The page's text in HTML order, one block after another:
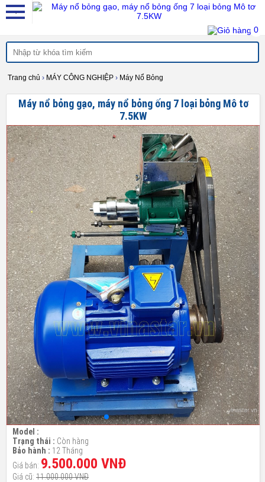
0
Trang chủ › MÁY CÔNG NGHIỆP › Máy Nổ Bỏng
Máy nổ bỏng gạo, máy nổ bỏng ống 7 loại bỏng Mô tơ
7.5KW
Model :
Trạng thái : Còn hàng
Bảo hành : 12 Tháng
Giá bán: 9.500.000 VNĐ
Giá cũ: 11.000.000 VNĐ